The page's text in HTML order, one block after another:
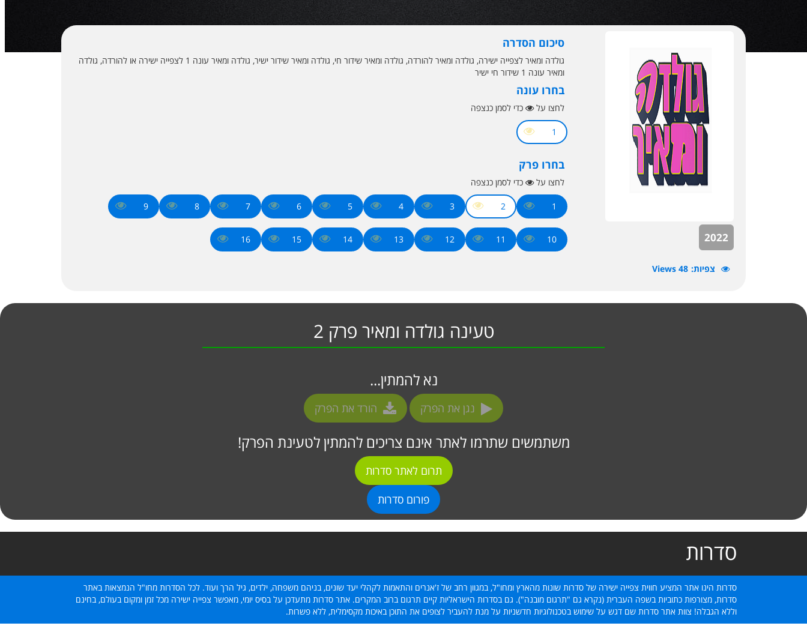
2022
צפיות 48 Views
סיכום הסדרה
גולדה ומאיר לצפייה ישירה, גולדה ומאיר להורדה, גולדה ומאיר שידור חי, גולדה ומאיר שידור ישיר, גולדה ומאיר עונה 1 לצפייה ישירה או להורדה, גולדה
ומאיר עונה 1 שידור חי ישיר
בחרו עונה
לחצו על כדי לסמן כנצפה
1
בחרו פרק
לחצו על כדי לסמן כנצפה
1
2
3
4
5
6
7
8
9
10
11
12
13
14
15
16
טעינה גולדה ומאיר פרק 2
נא להמתין...
נגן את הפרק הורד את הפרק
משתמשים שתרמו לאתר אינם צריכים להמתין לטעינת הפרק!
תרום לאתר סדרות
פורום סדרות
סדרות
סדרות הינו אתר המציע חווית צפייה ישירה של סדרות שונות מהארץ ומחו"ל, במגוון רחב של ז'אנרים והתאמות לקהלי יעד שונים, בניהם משפחה, ילדים, גיל הרך ועוד. לכל הסדרות מחו"ל הנמצאות באתר
סדרות, מצורפות כתוביות בשפה העברית (נקרא גם "תרגום מובנה"). גם בסדרות הישראליות קיים תרגום ברוב המקרים. אתר סדרות מתעדכן על בסיס יומי, מאפשר צפייה ישירה מכל זמן ומקום בעולם, בחינם
וללא הגבלה! צוות אתר סדרות שם דגש על שימוש בטכנולוגיות חדשניות על מנת להעביר לצופים את התוכן באיכות מקסימלית, ללא פשרות.